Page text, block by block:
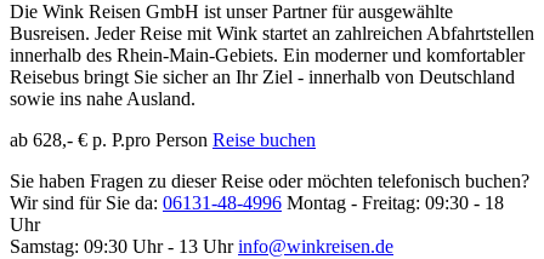
Die Wink Reisen GmbH ist unser Partner für ausgewählte
Busreisen. Jeder Reise mit Wink startet an zahlreichen Abfahrtstellen
innerhalb des Rhein-Main-Gebiets. Ein moderner und komfortabler
Reisebus bringt Sie sicher an Ihr Ziel - innerhalb von Deutschland
sowie ins nahe Ausland.
ab 628,- € p. P.pro Person Reise buchen
Sie haben Fragen zu dieser Reise oder möchten telefonisch buchen?
Wir sind für Sie da: 06131-48-4996 Montag - Freitag: 09:30 - 18
Uhr
Samstag: 09:30 Uhr - 13 Uhr info@winkreisen.de